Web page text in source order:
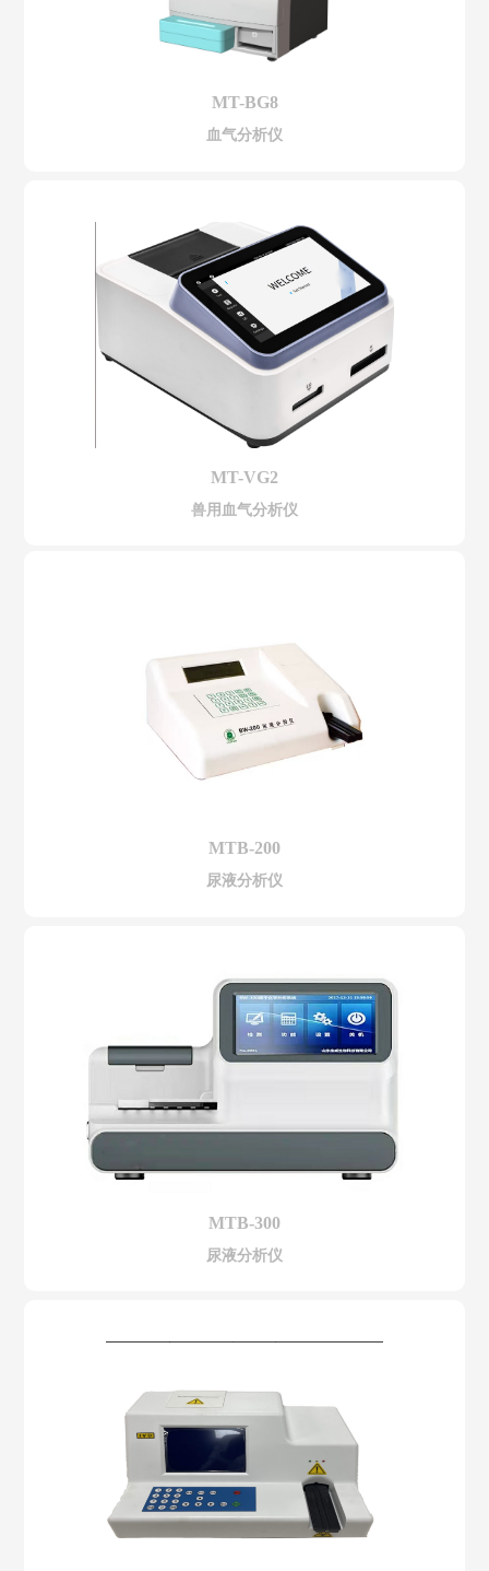
MT-BG8
血气分析仪
MT-VG2
兽用血气分析仪
MTB-200
尿液分析仪
MTB-300
尿液分析仪